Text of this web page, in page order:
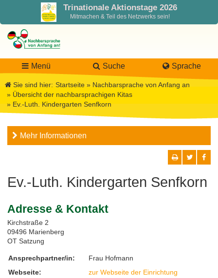
Trinationale Aktionstage 2026
Mitmachen & Teil des Netzwerks sein!
Menü Suche Sprache
LaNa
DPJW Zentralstelle
Team
Newsletter
Termine, Veranstaltungen
Feste, Feiertage, Schulferien
Ausschreibungen
Materialien
Materialbibliothek
Elternratgeber
Projekte
Interreg SN-CZ 2021-2026
Interreg BB-PL 2021-2027
Aktionslandkarte
Sie sind hier: Startseite » Nachbarsprache von Anfang an
» Übersicht der nachbarsprachigen Kitas
» Ev.-Luth. Kindergarten Senfkorn
Mehr Informationen
Ev.-Luth. Kindergarten Senfkorn
Adresse & Kontakt
Kirchstraße 2
09496 Marienberg
OT Satzung
Ansprechpartner/in:
Frau Hofmann
Webseite:
zur Webseite der Einrichtung